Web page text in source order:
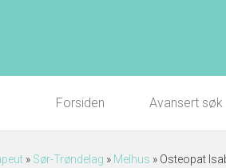
Forsiden Avansert søk
» Sør-Trøndelag » Melhus » Osteopat